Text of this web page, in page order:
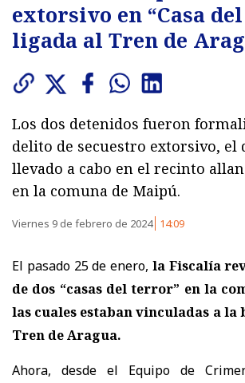
extorsivo en “Casa
ligada al Tren de
Los dos detenidos fueron
delito de secuestro extorsivo, el
llevado a cabo en el recinto
en la comuna de Maipú.
Viernes 9 de febrero de 2024 14:09
El pasado 25 de enero, la Fiscalía
de dos “casas del terror” en la
las cuales estaban vinculadas a
Tren de Aragua.
Ahora, desde el Equipo de